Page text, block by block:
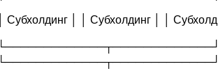
│ Субхолдинг │ │ Субхолдинг │ │
└─────────────┬─────────────┘